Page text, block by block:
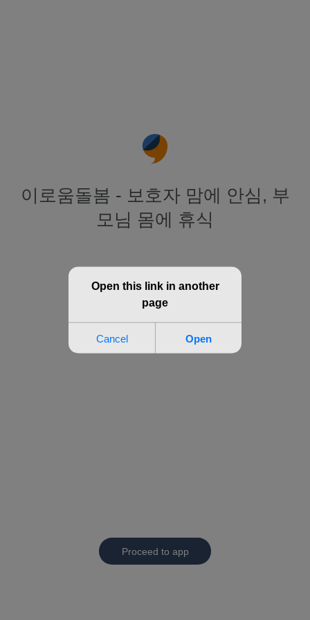
이로움돌봄 - 보호자 맘에 안심, 부
모님 몸에 휴식
Proceed to app